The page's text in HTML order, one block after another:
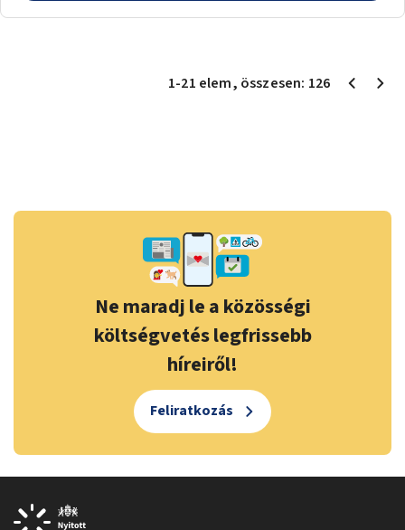
1-21 elem, összesen: 126
Ne maradj le a közösségi
költségvetés legfrissebb
híreiről!
Feliratkozás